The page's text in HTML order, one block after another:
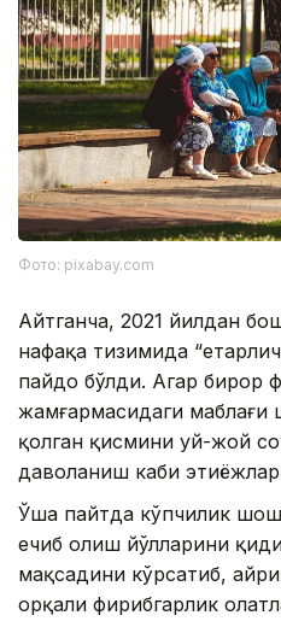
Фото: pixabay.com
Айтганча, 2021 йилдан
нафақа тизимида
пайдо бўлди. Агар бирор
жамғармасидаги маблағи
қолган қисмини уй-жой
даволаниш каби
Ўша пайтда кўпчилик
ечиб олиш йўлларини
мақсадини кўрсатиб,
орқали фирибгарлик